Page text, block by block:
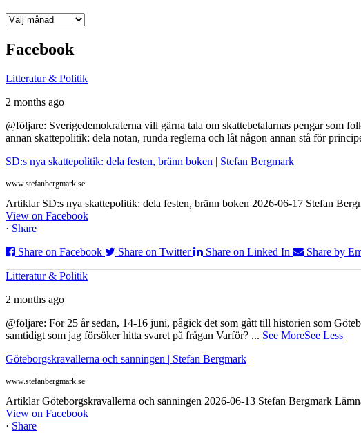
Arkiv
Facebook
Litteratur & Politik
2 months ago
@följare: Sverigedemokraterna vill gärna tala om skattebetalarnas pengar som
annan skattepolitik: dela notan, runda reglerna och låt någon annan stå för
SD:s nya skattepolitik: dela festen, bränn boken | Stefan Bergmark
www.stefanbergmark.se
Artiklar SD:s nya skattepolitik: dela festen, bränn boken 2026-06-17 Stefan
View on Facebook
· Share
Share on Facebook
Share on Twitter Share on Linked In Share by
Litteratur & Politik
2 months ago
@följare: För 25 år sedan, 14-16 juni, pågick det som gått till historien som
samtidigt som jag försöker hitta svaret på frågan Varför? ... See MoreSee Less
Göteborgskravallerna och sanningen | Stefan Bergmark
www.stefanbergmark.se
Artiklar Göteborgskravallerna och sanningen 2026-06-13 Stefan Bergmark
View on Facebook
· Share